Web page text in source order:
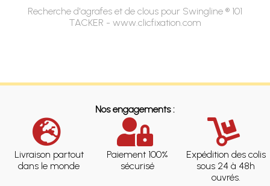
Recherche d'agrafes et de clous pour Swingline ® 101
TACKER - www.clicfixation.com
Nos engagements :
Livraison partout
dans le monde
Paiement 100%
sécurisé
Expédition des colis
sous 24 à 48h
ouvrés.